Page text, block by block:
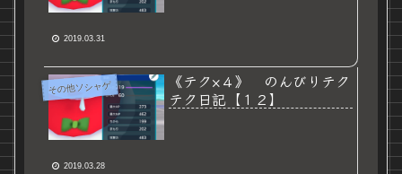
2019.03.31
その他ソシャゲ
《テク×４》 のんびりテク
テク日記【１２】
2019.03.28